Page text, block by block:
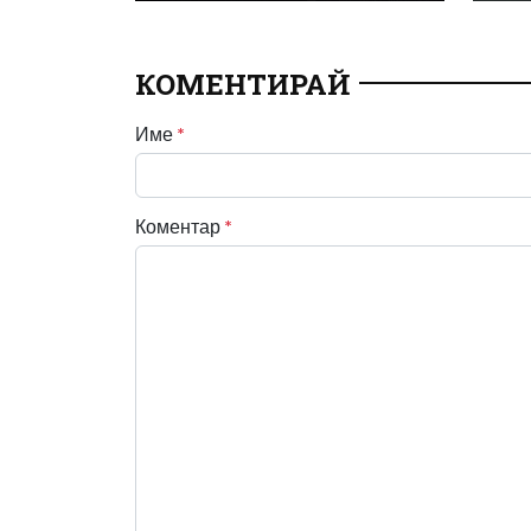
КОМЕНТИРАЙ
Име *
Коментар *